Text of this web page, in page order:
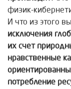
физик-
И что из этого
исключения
их счет
нравственные
потребление